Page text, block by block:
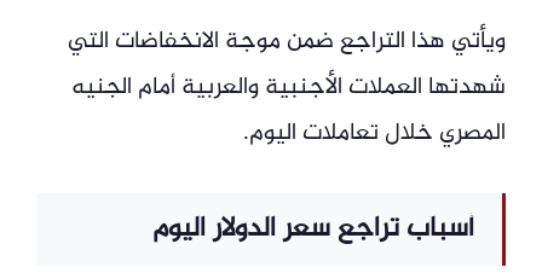
ويأتي هذا التراجع ضمن موجة الانخفاضات التي
شهدتها العملات الأجنبية والعربية أمام الجنيه
المصري خلال تعاملات اليوم.
أسباب تراجع سعر الدولار اليوم